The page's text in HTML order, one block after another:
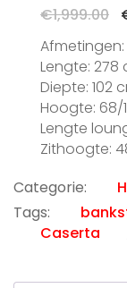
€1,999.00
Afmetingen:
Lengte: 278
Diepte: 102
Hoogte: 68/
Lengte
Zithoogte:
Categorie:
Tags:
Caserta